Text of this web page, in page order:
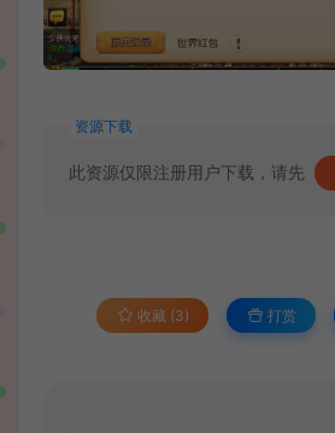
资源下载
此资源仅限注册用户下载，请先
收藏 (3) 打赏